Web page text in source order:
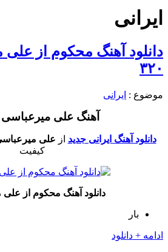
ایرانی
دانلود آهنگ محکوم از
۳۲۰
موضوع : ایرانی
آهنگ علی
دانلود آهنگ ایرانی جدید از علی
کیفیت
دانلود آهنگ محکوم از
بار
ادامه + دانلود